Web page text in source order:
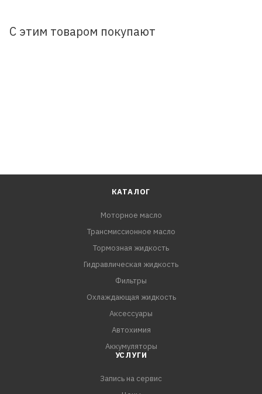
С этим товаром покупают
КАТАЛОГ
Моторное масло
Трансмиссионное масло
Тормозная жидкость
Гидравлическая жидкость
Фильтры
Охлаждающая жидкость
Аксессуары
Автохимия
Аккумуляторы
УСЛУГИ
Запись на сервис